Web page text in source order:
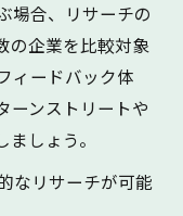
場合、リサーチの
の企業を比較対象
ィードバック体
ーンストリートや
しょう。
なリサーチが可能